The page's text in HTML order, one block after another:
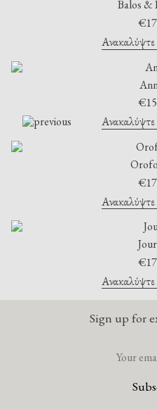
Balos &
€
Ανακαλύψτε
€
Ανακαλύψτε
€
Ανακαλύψτε
€
Ανακαλύψτε
Sign up for